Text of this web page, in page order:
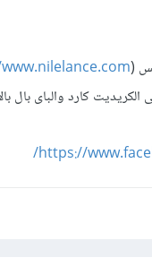
(
الكريديت كارد والباى
https://